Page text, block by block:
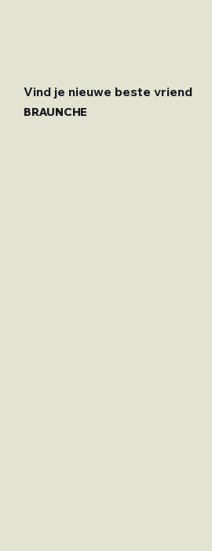
Vind je nieuwe beste vriend
BRAUNCHE